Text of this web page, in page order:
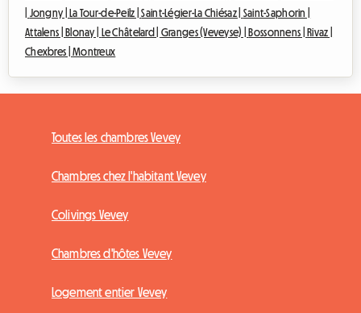
Jongny | La Tour-de-Peilz |Saint-Légier-La Chiésaz | Saint-Saphorin |
Attalens |
Blonay | Le Châtelard | Granges (Veveyse) | Bossonnens |
Rivaz |
Chexbres |Montreux
Toutes les chambres Vevey
Chambres chez l'habitant Vevey
Colivings Vevey
Chambres d'hôtes Vevey
Logement entier Vevey